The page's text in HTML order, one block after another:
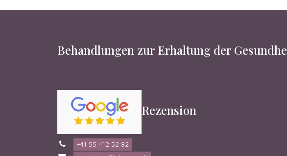
Behandlungen zur Erhaltung der
Rezension
+41 55 412 52 82